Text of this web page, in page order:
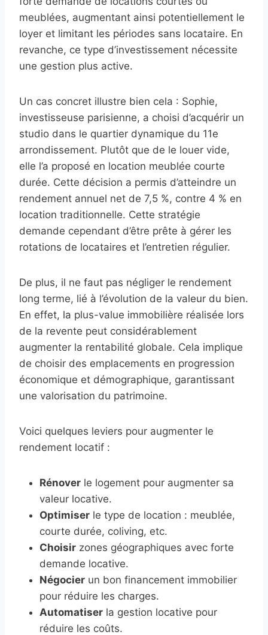
meublées, augmentant ainsi potentiellement le
loyer et limitant les périodes sans locataire. En
revanche, ce type d’investissement nécessite
une gestion plus active.
Un cas concret illustre bien cela : Sophie,
investisseuse parisienne, a choisi d’acquérir un
studio dans le quartier dynamique du 11e
arrondissement. Plutôt que de le louer vide,
elle l’a proposé en location meublée courte
durée. Cette décision a permis d’atteindre un
rendement annuel net de 7,5 %, contre 4 % en
location traditionnelle. Cette stratégie
demande cependant d’être prête à gérer les
rotations de locataires et l’entretien régulier.
De plus, il ne faut pas négliger le rendement
long terme, lié à l’évolution de la valeur du bien.
En effet, la plus-value immobilière réalisée lors
de la revente peut considérablement
augmenter la rentabilité globale. Cela implique
de choisir des emplacements en progression
économique et démographique, garantissant
une valorisation du patrimoine.
Voici quelques leviers pour augmenter le
rendement locatif :
Rénover le logement pour augmenter sa
valeur locative.
Optimiser le type de location : meublée,
courte durée, coliving, etc.
Choisir zones géographiques avec forte
demande locative.
Négocier un bon financement immobilier
pour réduire les charges.
Automatiser la gestion locative pour
réduire les coûts.